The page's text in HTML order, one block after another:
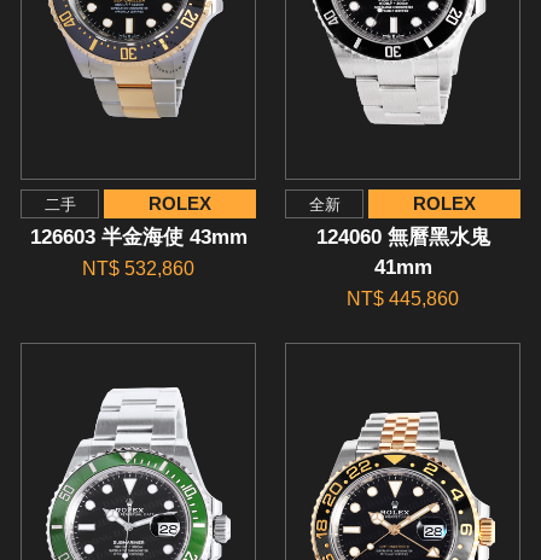
二手 ROLEX
126603 半金海使 43mm
NT$ 532,860
全新 ROLEX
124060 無曆黑水鬼
41mm
NT$ 445,860